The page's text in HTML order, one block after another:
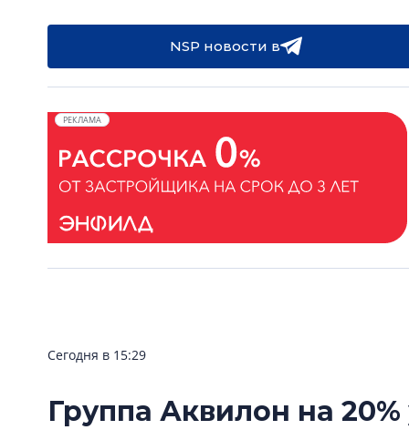
NSP новости в
РЕКЛАМА
Сегодня в 15:29
Группа Аквилон на